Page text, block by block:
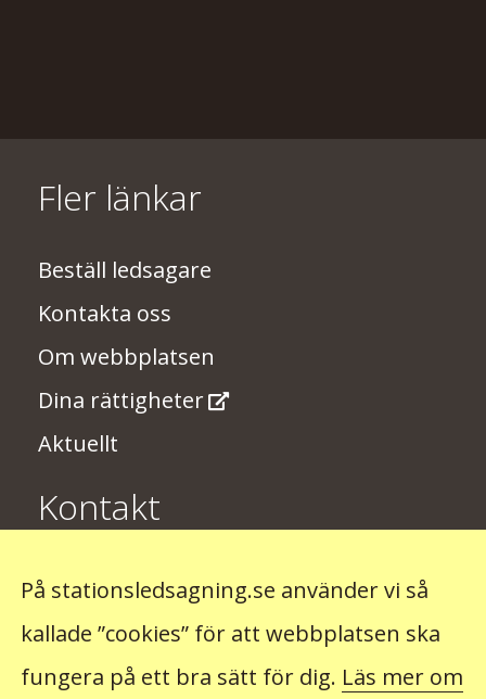
På stationsledsagning.se använder vi så
kallade ”cookies” för att webbplatsen ska
fungera på ett bra sätt för dig. Läs mer om
Fler länkar
Beställ ledsagare
Kontakta oss
Om webbplatsen
Dina rättigheter
Aktuellt
Kontakt
Har du några synpunkter på
stationsledsagning@trafikverket.se